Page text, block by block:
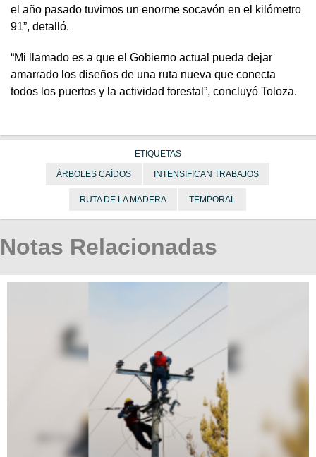
el año pasado tuvimos un enorme socavón en el kilómetro
91”, detalló.
“Mi llamado es a que el Gobierno actual pueda dejar
amarrado los diseños de una ruta nueva que conecta
todos los puertos y la actividad forestal”, concluyó Toloza.
ETIQUETAS
ÁRBOLES CAÍDOS INTENSIFICAN TRABAJOS
RUTA DE LA MADERA TEMPORAL
Notas Relacionadas